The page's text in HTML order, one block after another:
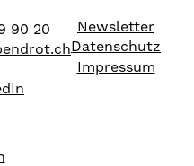
90 20
Newsletter
Datenschutz
Impressum